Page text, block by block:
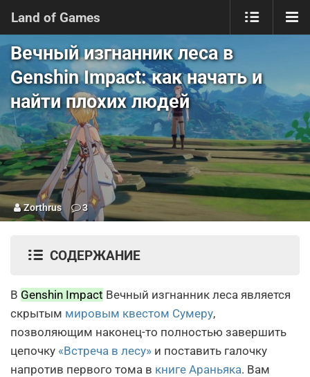
Land of Games
Вечный изгнанник леса в
Genshin Impact: как начать и
найти плохих людей
Zorthrus 3
СОДЕРЖАНИЕ
В Genshin Impact Вечный изгнанник леса является
скрытым мировым квестом Сумеру,
позволяющим наконец-то полностью завершить
цепочку «Встреча в лесу» и поставить галочку
напротив первого тома в книге Араньяка. Вам